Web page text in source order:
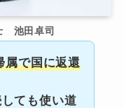
池田卓司
属で国に返還
ても使い道